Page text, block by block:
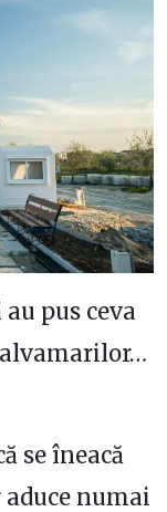
pus ceva
se îneacă
numai